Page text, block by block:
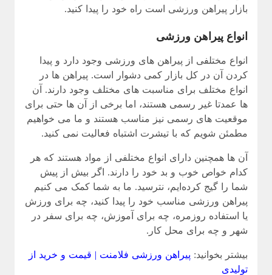
بازار پیراهن ورزشی است راه خود را پیدا کنید.
انواع پیراهن ورزشی
انواع مختلفی از پیراهن های ورزشی وجود دارد و پیدا
کردن آن در کل بازار کمی دشوار است. پیراهن ها در
انواع مختلف برای مناسبت های مختلف وجود دارند. آن
ها عمدتا غیر رسمی هستند، اما برخی از آن ها حتی برای
موقعیت های رسمی نیز مناسب هستند و ما می خواهیم
مطمئن شویم که با تیشرت اشتباه فعالیت نمی کنید.
آن ها همچنین دارای انواع مختلفی از مواد هستند که هر
کدام خواص خوب و بد خود را دارند. اگر بیش از پیش
شما را گیج کرده‌ایم، نترسید. ما به شما کمک می کنیم
پیراهن ورزشی مناسب خود را پیدا کنید، چه برای ورزش
یا استفاده روزمره، چه برای آموزش، چه برای سفر در
شهر و چه برای محل کار.
بیشتر بخوانید: پیراهن ورزشی فلامنت | قیمت و خرید از
تولیدی